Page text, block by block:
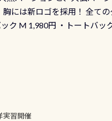
には新ロゴを採用！ 全て
ク M 1,980円 ・トートバッ
実習開催